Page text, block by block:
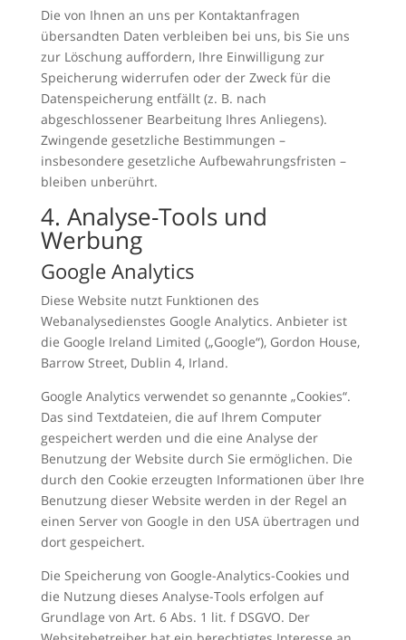
Die von Ihnen an uns per Kontaktanfragen
übersandten Daten verbleiben bei uns, bis Sie uns
zur Löschung auffordern, Ihre Einwilligung zur
Speicherung widerrufen oder der Zweck für die
Datenspeicherung entfällt (z. B. nach
abgeschlossener Bearbeitung Ihres Anliegens).
Zwingende gesetzliche Bestimmungen –
insbesondere gesetzliche Aufbewahrungsfristen –
bleiben unberührt.
4. Analyse-Tools und
Werbung
Google Analytics
Diese Website nutzt Funktionen des
Webanalysedienstes Google Analytics. Anbieter ist
die Google Ireland Limited („Google“), Gordon House,
Barrow Street, Dublin 4, Irland.
Google Analytics verwendet so genannte „Cookies“.
Das sind Textdateien, die auf Ihrem Computer
gespeichert werden und die eine Analyse der
Benutzung der Website durch Sie ermöglichen. Die
durch den Cookie erzeugten Informationen über Ihre
Benutzung dieser Website werden in der Regel an
einen Server von Google in den USA übertragen und
dort gespeichert.
Die Speicherung von Google-Analytics-Cookies und
die Nutzung dieses Analyse-Tools erfolgen auf
Grundlage von Art. 6 Abs. 1 lit. f DSGVO. Der